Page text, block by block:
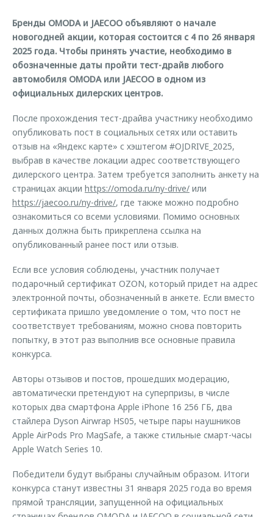
Кредитный калькулятор
Аксессуары
Одежда и сувениры
Оригинальные аксессуары
Запчасти
Трейд-ин
Калькулятор трейд-ин
Руководства по эксплуатации
Клиентская поддержка
O&J Автоклуб
Клуб владельцев OMODA
Приложение O&J
Аксессуары
Одежда и сувениры
Оригинальные аксессуары
Запчасти
Обратная связь
Бренды OMODA и JAECOO объявляют о начале
новогодней акции, которая состоится с 4 по 26 января
2025 года. Чтобы принять участие, необходимо в
обозначенные даты пройти тест-драйв любого
автомобиля OMODA или JAECOO в одном из
официальных дилерских центров.
После прохождения тест-драйва участнику необходимо
опубликовать пост в социальных сетях или оставить
отзыв на «Яндекс карте» с хэштегом #OJDRIVE_2025,
выбрав в качестве локации адрес соответствующего
дилерского центра. Затем требуется заполнить анкету на
страницах акции https://omoda.ru/ny-drive/ или
https://jaecoo.ru/ny-drive/, где также можно подробно
ознакомиться со всеми условиями. Помимо основных
данных должна быть прикреплена ссылка на
опубликованный ранее пост или отзыв.
Если все условия соблюдены, участник получает
подарочный сертификат OZON, который придет на адрес
электронной почты, обозначенный в анкете. Если вместо
сертификата пришло уведомление о том, что пост не
соответствует требованиям, можно снова повторить
попытку, в этот раз выполнив все основные правила
конкурса.
Авторы отзывов и постов, прошедших модерацию,
автоматически претендуют на суперпризы, в числе
которых два смартфона Apple iPhone 16 256 ГБ, два
стайлера Dyson Airwrap HS05, четыре пары наушников
Apple AirPods Pro MagSafe, а также стильные смарт-часы
Apple Watch Series 10.
Победители будут выбраны случайным образом. Итоги
конкурса станут известны 31 января 2025 года во время
прямой трансляции, запущенной на официальных